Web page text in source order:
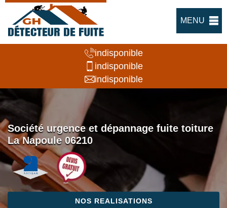
MENU
indisponible
indisponible
indisponible
Société urgence et dépannage fuite toiture
La Napoule 06210
NOS REALISATIONS